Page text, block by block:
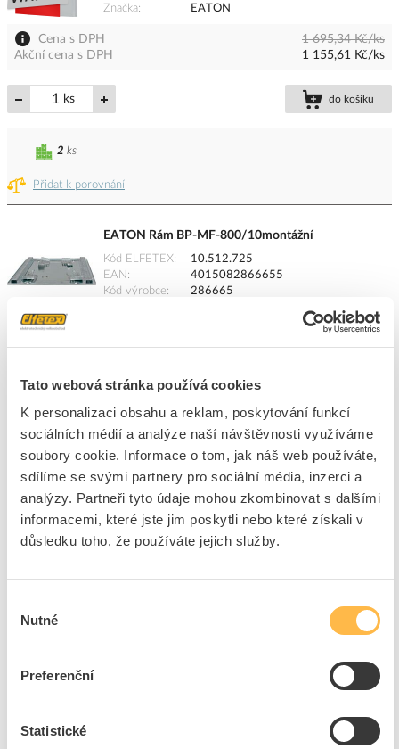
Tato webová stránka používá cookies
K personalizaci obsahu a reklam, poskytování funkcí
sociálních médií a analýze naší návštěvnosti využíváme
soubory cookie. Informace o tom, jak náš web používáte,
sdílíme se svými partnery pro sociální média, inzerci a
analýzy. Partneři tyto údaje mohou zkombinovat s dalšími
informacemi, které jste jim poskytli nebo které získali v
důsledku toho, že používáte jejich služby.
souhlasu
Nutné
Preferenční
Statistické
Značka
EATON
Cena s DPH
1 695,34 Kč/ks
Akční cena s DPH
1 155,61 Kč/ks
ks do košíku
Přidat k porovnání
2 ks
EATON Rám BP-MF-800/10montážní
Kód ELFETEX
10.512.725
EAN
4015082866655
Kód výrobce
286665
ks
2 ks
EATON Deska BPZ-FP-800/050-BL krycí
Kód ELFETEX
10.095.715
Cena s DPH 292,77 Kč/ks
do košíku